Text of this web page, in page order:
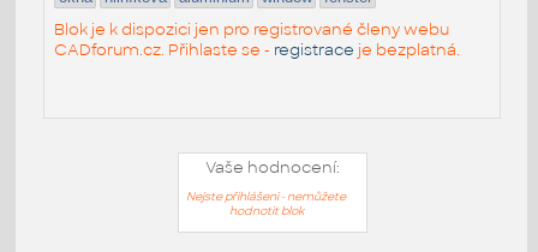
Blok je k dispozici jen pro registrované členy webu
CADforum.cz. Přihlaste se - registrace je bezplatná.
Vaše hodnocení:
Nejste přihlášeni - nemůžete
hodnotit blok